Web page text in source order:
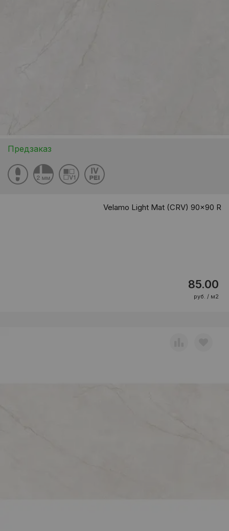
Предзаказ
Velamo Light Mat (CRV) 90x90 R
85.00
руб. / м2